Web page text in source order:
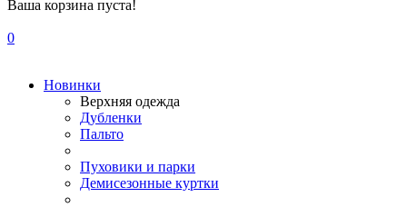
Ваша корзина пуста!
0
Новинки
Верхняя одежда
Дубленки
Пальто
Пуховики и парки
Демисезонные куртки